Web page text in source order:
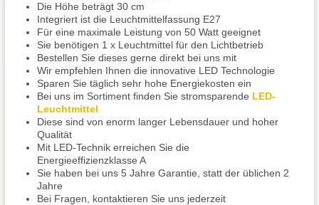
Die Höhe beträgt 30 cm
Integriert ist die Leuchtmittelfassung E27
Für eine maximale Leistung von 50 Watt geeignet
Sie benötigen 1 x Leuchtmittel für den Lichtbetrieb
Bestellen Sie dieses gerne direkt bei uns mit
Wir empfehlen Ihnen die innovative LED Technologie
Sparen Sie täglich sehr hohe Energiekosten ein
Bei uns im Sortiment finden Sie stromsparende LED-
Leuchtmittel
Diese sind von enorm langer Lebensdauer und hoher
Qualität
Mit LED-Technik erreichen Sie die
Energieeffizienzklasse A
Sie haben bei uns 5 Jahre Garantie, statt der üblichen 2
Jahre
Bei Fragen, kontaktieren Sie uns jederzeit